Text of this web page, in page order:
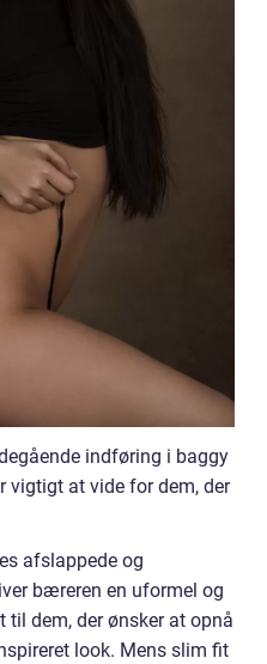
indføring i baggy
vigtigt at vide for dem, der
afslappede og
bæreren en uformel og
til dem, der ønsker at opnå
look. Mens slim fit